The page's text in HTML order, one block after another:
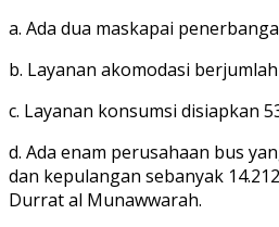
a. Ada dua maskapai
b. Layanan akomodasi
c. Layanan konsumsi disiapkan
d. Ada enam perusahaan bus
dan kepulangan sebanyak
Durrat al Munawwarah.